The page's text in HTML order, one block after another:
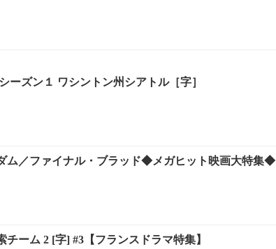
ーズン１ ワシントン州シアトル［字］
ム／ファイナル・ブラッド◆メガヒット映画大特集◆
ーム 2 [字] #3【フランスドラマ特集】